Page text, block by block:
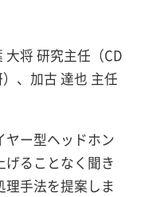
大将 研究主任（CD
、加古 達也 主任
ヤー型ヘッドホン
ることなく聞き
手法を提案しま